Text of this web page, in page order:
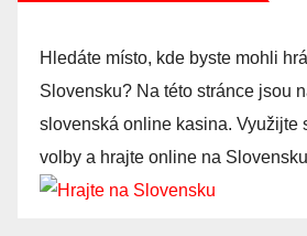
Hledáte místo, kde byste mohli
Slovensku? Na této stránce jsou
slovenská online kasina. Využijte
volby a hrajte online na